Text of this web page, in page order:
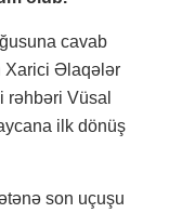
cavab
Xarici Əlaqələr
rəhbəri Vüsal
ilk dönüş
son uçuşu